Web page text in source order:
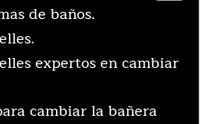
de baños.
expertos en cambiar
cambiar la bañera